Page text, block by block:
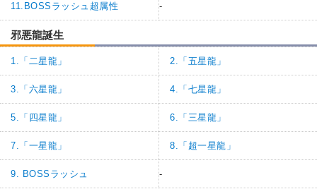
11.BOSSラッシュ超属性 -
邪悪龍誕生
1.「二星龍」 2.「五星龍」
3.「六星龍」 4.「七星龍」
5.「四星龍」 6.「三星龍」
7.「一星龍」 8.「超一星龍」
9. BOSSラッシュ -